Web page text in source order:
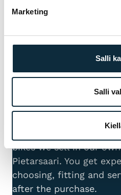
Marketing
Salli
Salli
Submit review
WHY VM
bikes we sell in our
Pietarsaari. You get
choosing, fitting and
after the purchase.